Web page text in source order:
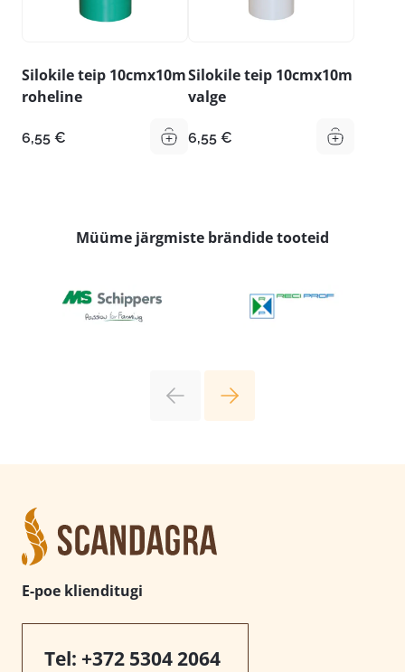
Silokile teip 10cmx10m
roheline
6,55 €
Silokile teip 10cmx10m
valge
6,55 €
Müüme järgmiste brändide tooteid
E-poe klienditugi
Tel: +372 5304 2064